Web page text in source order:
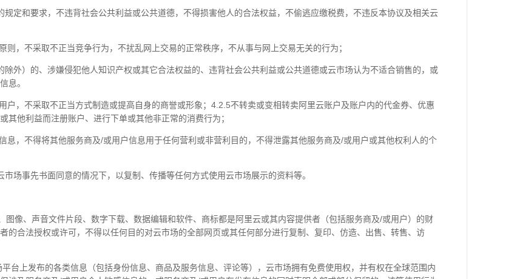
定和要求，不违背社会公共利益或公共道德，不得损害他人的合法权益，不偷逃应缴税费，不违反本协议及相关云
，不采取不正当竞争行为，不扰乱网上交易的正常秩序，不从事与网上交易无关的行为；
外）的、涉嫌侵犯他人知识产权或其它合法权益的、违背社会公共利益或公共道德或云市场认为不适合销售的，或
息。
，不采取不正当方式制造或提高自身的商誉或形象；4.2.5不转卖或变相转卖阿里云账户及账户内的代金券、优惠
他利益而注册账户、进行下单或其他非正常的消费行为；
，不得将其他服务商及/或用户信息用于任何营利或非营利目的，不得泄露其他服务商及/或用户或其他权利人的个
场事先书面同意的情况下，以复制、传播等任何方式使用云市场展示的资料等。
像、声音文件片段、数字下载、数据编辑和软件、商标都是阿里云或其内容提供者（包括服务商及/或用户）的财
的合法授权或许可，不得以任何目的对云市场的全部网页或其任何部分进行复制、复印、仿造、出售、转售、访
台上发布的各类信息（包括身份信息、商品及服务信息、评论等），云市场拥有免费使用权，并有权在全球范围内